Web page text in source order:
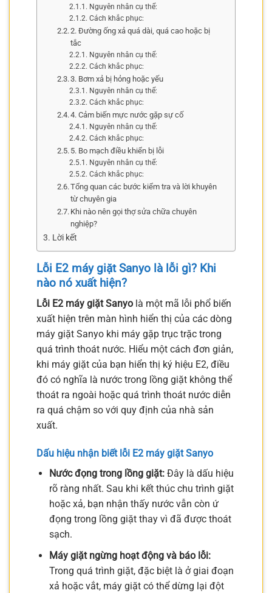
Nguyên nhân cụ thể:
Cách khắc phục:
2. Đường ống xả quá dài, quá cao hoặc bị
tắc
Nguyên nhân cụ thể:
Cách khắc phục:
3. Bơm xả bị hỏng hoặc yếu
Nguyên nhân cụ thể:
Cách khắc phục:
4. Cảm biến mực nước gặp sự cố
Nguyên nhân cụ thể:
Cách khắc phục:
5. Bo mạch điều khiển bị lỗi
Nguyên nhân cụ thể:
Cách khắc phục:
Tổng quan các bước kiểm tra và lời khuyên
từ chuyên gia
Khi nào nên gọi thợ sửa chữa chuyên
nghiệp?
Lời kết
Lỗi E2 máy giặt Sanyo là lỗi gì? Khi
nào nó xuất hiện?
Lỗi E2 máy giặt Sanyo là một mã lỗi phổ biến
xuất hiện trên màn hình hiển thị của các dòng
máy giặt Sanyo khi máy gặp trục trặc trong
quá trình thoát nước. Hiểu một cách đơn giản,
khi máy giặt của bạn hiển thị ký hiệu E2, điều
đó có nghĩa là nước trong lồng giặt không thể
thoát ra ngoài hoặc quá trình thoát nước diễn
ra quá chậm so với quy định của nhà sản
xuất.
Dấu hiệu nhận biết lỗi E2 máy giặt Sanyo
Nước đọng trong lồng giặt:Đây là dấu hiệu
rõ ràng nhất. Sau khi kết thúc chu trình giặt
hoặc xả, bạn nhận thấy nước vẫn còn ứ
đọng trong lồng giặt thay vì đã được thoát
sạch.
Máy giặt ngừng hoạt động và báo lỗi:
Trong quá trình giặt, đặc biệt là ở giai đoạn
xả hoặc vắt, máy giặt có thể dừng lại đột